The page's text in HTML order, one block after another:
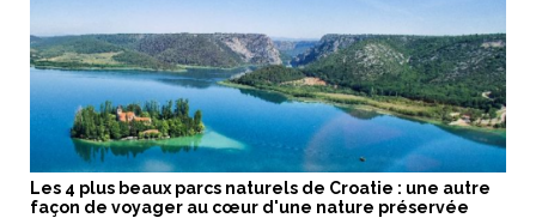
Les 4 plus beaux parcs naturels de Croatie : une autre
façon de voyager au cœur d'une nature préservée